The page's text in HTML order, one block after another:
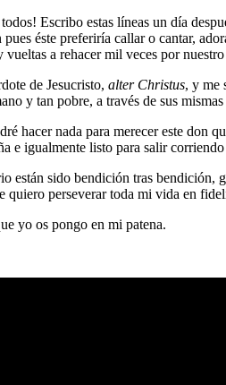
Escribo estas líneas un día
éste preferiría callar o cantar,
a rehacer mil veces por
de Jesucristo, alter Christus, y me
y tan pobre, a través de sus
hacer nada para merecer este don
e igualmente listo para salir
están sido bendición tras bendición,
quiero perseverar toda mi vida en
yo os pongo en mi patena.